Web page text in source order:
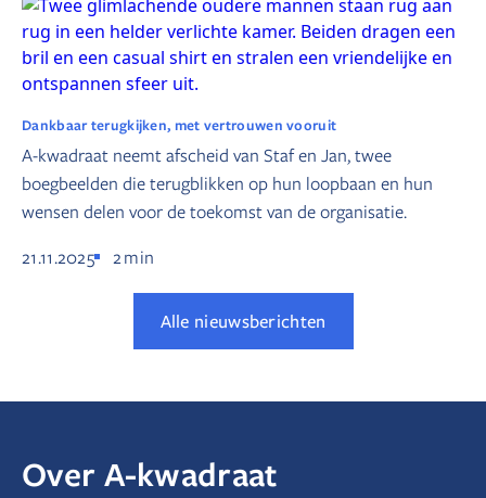
Dankbaar terugkijken, met vertrouwen vooruit
A-kwadraat neemt afscheid van Staf en Jan, twee
boegbeelden die terugblikken op hun loopbaan en hun
wensen delen voor de toekomst van de organisatie.
21.11.2025
2min
Alle nieuwsberichten
Over A-kwadraat